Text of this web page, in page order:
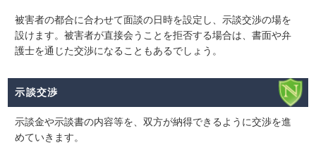
被害者の都合に合わせて面談の日時を設定し、示談交渉の場を
設けます。被害者が直接会うことを拒否する場合は、書面や弁
護士を通じた交渉になることもあるでしょう。
示談交渉
示談金や示談書の内容等を、双方が納得できるように交渉を進
めていきます。